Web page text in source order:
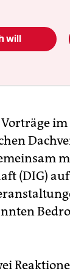
im
(DIG)
will